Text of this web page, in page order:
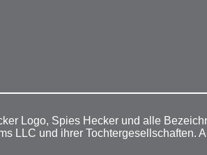
Logo, Spies Hecker und alle
LLC und ihrer Tochtergesellschaften.